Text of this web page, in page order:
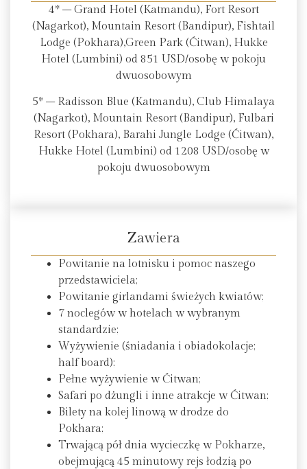
4* – Grand Hotel (Katmandu), Fort Resort
(Nagarkot), Mountain Resort (Bandipur), Fishtail
Lodge (Pokhara),Green Park (Ćitwan), Hukke
Hotel (Lumbini) od 851 USD/osobę w pokoju
dwuosobowym
5* – Radisson Blue (Katmandu), Club Himalaya
(Nagarkot), Mountain Resort (Bandipur), Fulbari
Resort (Pokhara), Barahi Jungle Lodge (Ćitwan),
Hukke Hotel (Lumbini) od 1208 USD/osobę w
pokoju dwuosobowym
Zawiera
Powitanie na lotnisku i pomoc naszego
przedstawiciela;
Powitanie girlandami świeżych kwiatów;
7 noclegów w hotelach w wybranym
standardzie;
Wyżywienie (śniadania i obiadokolacje;
half board);
Pełne wyżywienie w Ćitwan;
Safari po dżungli i inne atrakcje w Ćitwan;
Bilety na kolej linową w drodze do
Pokhara;
Trwającą pół dnia wycieczkę w Pokharze,
obejmującą 45 minutowy rejs łodzią po